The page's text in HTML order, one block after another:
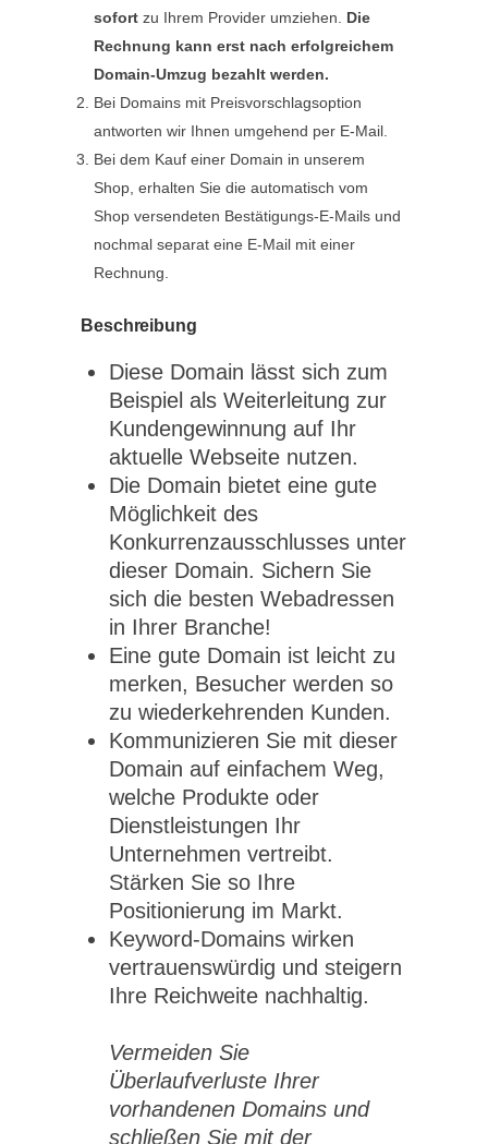
sofort zu Ihrem Provider umziehen. Die
Rechnung kann erst nach erfolgreichem
Domain-Umzug bezahlt werden.
Bei Domains mit Preisvorschlagsoption
antworten wir Ihnen umgehend per E-Mail.
Bei dem Kauf einer Domain in unserem
Shop, erhalten Sie die automatisch vom
Shop versendeten Bestätigungs-E-Mails und
nochmal separat eine E-Mail mit einer
Rechnung.
Beschreibung
Diese Domain lässt sich zum
Beispiel als Weiterleitung zur
Kundengewinnung auf Ihr
aktuelle Webseite nutzen.
Die Domain bietet eine gute
Möglichkeit des
Konkurrenzausschlusses unter
dieser Domain. Sichern Sie
sich die besten Webadressen
in Ihrer Branche!
Eine gute Domain ist leicht zu
merken, Besucher werden so
zu wiederkehrenden Kunden.
Kommunizieren Sie mit dieser
Domain auf einfachem Weg,
welche Produkte oder
Dienstleistungen Ihr
Unternehmen vertreibt.
Stärken Sie so Ihre
Positionierung im Markt.
Keyword-Domains wirken
vertrauenswürdig und steigern
Ihre Reichweite nachhaltig.
Vermeiden Sie
Überlaufverluste Ihrer
vorhandenen Domains und
schließen Sie mit der